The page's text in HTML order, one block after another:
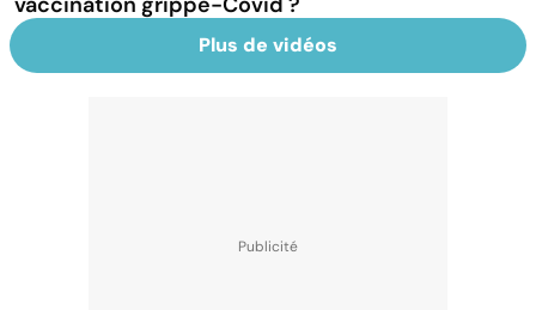
Plus de vidéos